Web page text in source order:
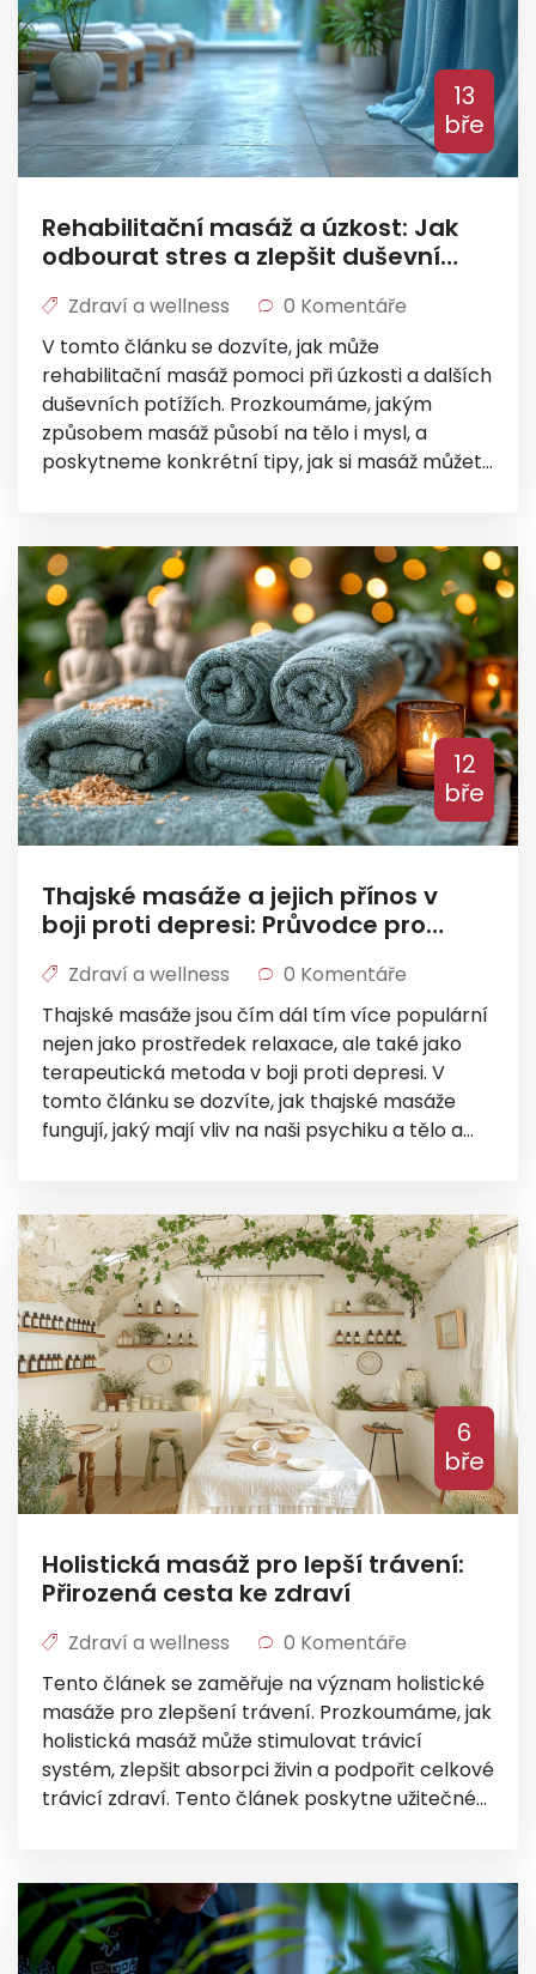
13
bře
Rehabilitační masáž a úzkost: Jak
odbourat stres a zlepšit duševní
Zdraví a wellness
0 Komentáře
V tomto článku se dozvíte, jak může
rehabilitační masáž pomoci při úzkosti a dalších
duševních potížích. Prozkoumáme, jakým
způsobem masáž působí na tělo i mysl, a
poskytneme konkrétní tipy, jak si masáž můžete
abychom objevili, jak jednoduché techniky
mohou mít významný vliv na snížení úzkosti a
celkového stresu.
12
bře
Thajské masáže a jejich přínos v
boji proti depresi: Průvodce pro
Zdraví a wellness
0 Komentáře
Thajské masáže jsou čím dál tím více populární
nejen jako prostředek relaxace, ale také jako
terapeutická metoda v boji proti depresi. V
tomto článku se dozvíte, jak thajské masáže
fungují, jaký mají vliv na naši psychiku a tělo a
Představíme vám, co přesně thajská masáž
zahrnuje, jaké jsou její hlavní prínosy a jak ji
můžete bezpečně využít ve svůj prospěch.
6
bře
Holistická masáž pro lepší trávení:
Přirozená cesta ke zdraví
Zdraví a wellness
0 Komentáře
Tento článek se zaměřuje na význam holistické
masáže pro zlepšení trávení. Prozkoumáme, jak
holistická masáž může stimulovat trávicí
systém, zlepšit absorpci živin a podpořit celkové
trávicí zdraví. Tento článek poskytne užitečné